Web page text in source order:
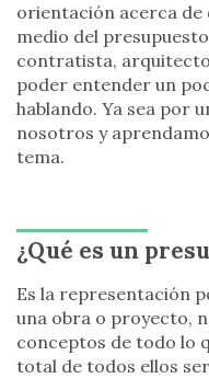
orientación acerca
medio del
contratista,
poder entender un
hablando. Ya sea por
nosotros y
tema.
¿Qué es un
Es la representación
una obra o proyecto,
conceptos de todo lo
total de todos ellos